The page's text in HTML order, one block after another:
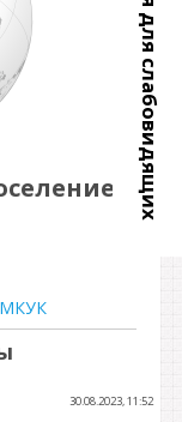
Версия для слабовидящих
30.08.2023, 11:52